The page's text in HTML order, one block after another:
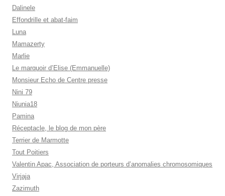
Dalinele
Effondrille et abat-faim
Luna
Mamazerty
Marlie
Le marquoir d’Elise (Emmanuelle)
Monsieur Echo de Centre presse
Nini 79
Niunia18
Pamina
Réceptacle, le blog de mon père
Terrier de Marmotte
Tout Poitiers
Valentin Apac, Association de porteurs d’anomalies chromosomiques
Virjaja
Zazimuth